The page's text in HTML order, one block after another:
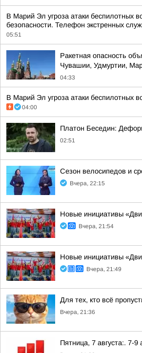
В Марий Эл угроза атаки беспилотных
безопасности. Телефон экстренных
05:51
Ракетная опасность
Чувашии, Удмуртии,
04:33
В Марий Эл угроза атаки беспилотных
04:00
Платон Беседин:
02:51
Сезон велосипедов и
Вчера, 22:15
Новые инициативы
Вчера, 21:54
Новые инициативы
Вчера, 21:49
Для тех, кто всё
Вчера, 21:36
Пятница, 7 августа:. 7-